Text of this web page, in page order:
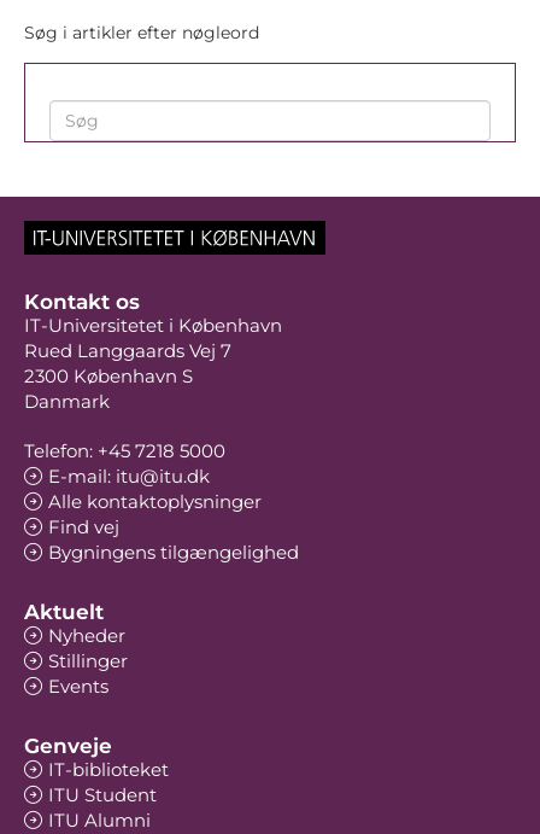
Søg i artikler efter nøgleord
Kontakt os
IT-Universitetet i København
Rued Langgaards Vej 7
2300 København S
Danmark
Telefon: +45 7218 5000
E-mail: itu@itu.dk
Alle kontaktoplysninger
Find vej
Bygningens tilgængelighed
Aktuelt
Nyheder
Stillinger
Events
Genveje
IT-biblioteket
ITU Student
ITU Alumni